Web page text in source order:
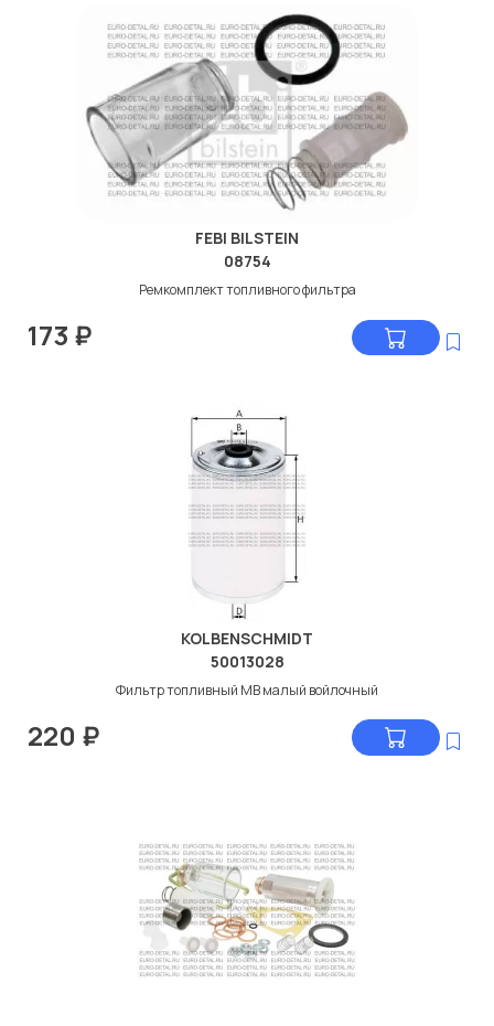
FEBI BILSTEIN
08754
Ремкомплект топливного фильтра
173 ₽
KOLBENSCHMIDT
50013028
Фильтр топливный МВ малый войлочный
220 ₽